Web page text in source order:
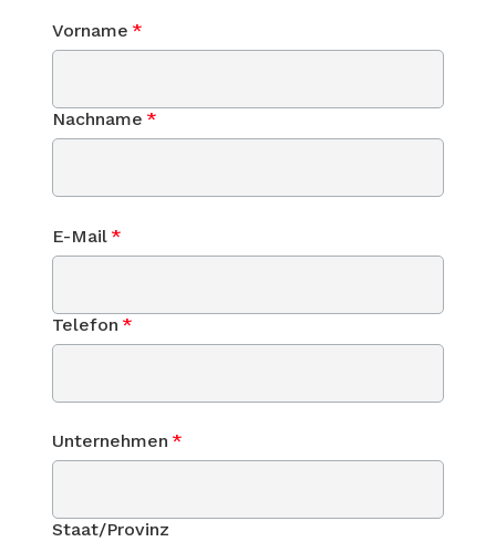
Vorname *
Nachname *
E-Mail *
Telefon *
Unternehmen *
Staat/Provinz